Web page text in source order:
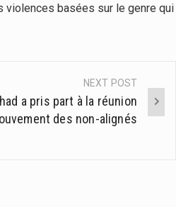
violences basées sur le genre qui
NEXT POST
a pris part à la réunion
des non-alignés